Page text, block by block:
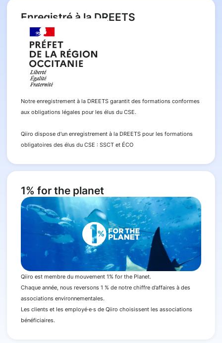
Enregistré à la DREETS
Notre enregistrement à la DREETS garantit des formations conformes
aux obligations légales pour les élus du CSE.
Qiiro dispose d'un enregistrement à la DREETS pour les formations
obligatoires des élus du CSE : SSCT et ÉCO
1% for the planet
Qiiro est membre du mouvement 1% for the Planet.
Chaque année, nous reversons 1 % de notre chiffre d’affaires à des
associations environnementales.
Les clients et les employé·e·s de Qiiro choisissent les associations
bénéficiaires.